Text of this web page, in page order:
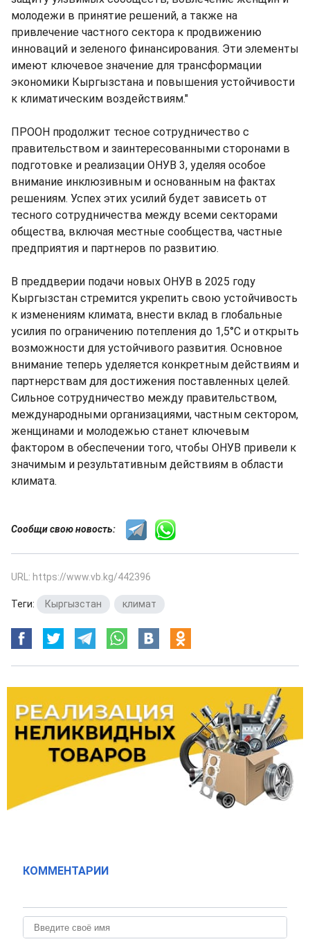
молодежи в принятие решений, а также на
привлечение частного сектора к продвижению
инноваций и зеленого финансирования. Эти элементы
имеют ключевое значение для трансформации
экономики Кыргызстана и повышения устойчивости
к климатическим воздействиям."
ПРООН продолжит тесное сотрудничество с
правительством и заинтересованными сторонами в
подготовке и реализации ОНУВ 3, уделяя особое
внимание инклюзивным и основанным на фактах
решениям. Успех этих усилий будет зависеть от
тесного сотрудничества между всеми секторами
общества, включая местные сообщества, частные
предприятия и партнеров по развитию.
В преддверии подачи новых ОНУВ в 2025 году
Кыргызстан стремится укрепить свою устойчивость
к изменениям климата, внести вклад в глобальные
усилия по ограничению потепления до 1,5°C и открыть
возможности для устойчивого развития. Основное
внимание теперь уделяется конкретным действиям и
партнерствам для достижения поставленных целей.
Сильное сотрудничество между правительством,
международными организациями, частным сектором,
женщинами и молодежью станет ключевым
фактором в обеспечении того, чтобы ОНУВ привели к
значимым и результативным действиям в области
климата.
Сообщи свою новость:
URL: https://www.vb.kg/442396
Теги: Кыргызстан климат
КОММЕНТАРИИ